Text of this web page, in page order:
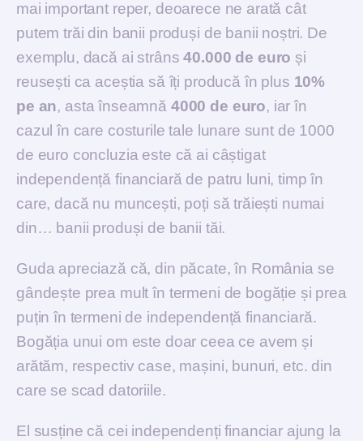
mai important reper, deoarece ne arată cât
putem trăi din banii produși de banii noștri. De
exemplu, dacă ai strâns40.000 de euro și
reusești ca aceștia să îți producă în plus 10%
pe an, asta înseamnă 4000 de euro, iar în
cazul în care costurile tale lunare sunt de 1000
de euro concluzia este că ai câștigat
independență financiară de patru luni, timp în
care, dacă nu muncești, poți să trăiești numai
din… banii produși de banii tăi.
Guda apreciază că, din păcate, în România se
gândește prea mult în termeni de bogăție și prea
puțin în termeni de independență financiară.
Bogăția unui om este doar ceea ce avem și
arătăm, respectiv case, mașini, bunuri, etc. din
care se scad datoriile.
El susține că cei independenți financiar ajung la